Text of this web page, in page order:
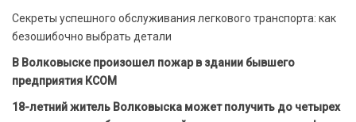
Секреты успешного обслуживания легкового транспорта: как
безошибочно выбрать детали
В Волковыске произошел пожар в здании бывшего
предприятия КСОМ
18-летний житель Волковыска может получить до четырех